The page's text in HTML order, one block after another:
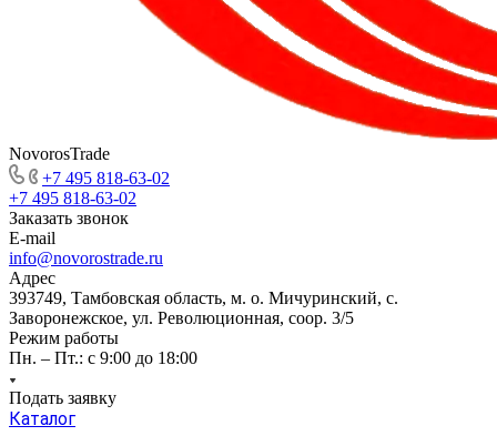
NovorosTrade
+7 495 818-63-02
+7 495 818-63-02
Заказать звонок
E-mail
info@novorostrade.ru
Адрес
393749, Тамбовская область, м. о. Мичуринский, с.
Заворонежское, ул. Революционная, соор. 3/5
Режим работы
Пн. – Пт.: с 9:00 до 18:00
Подать заявку
Каталог